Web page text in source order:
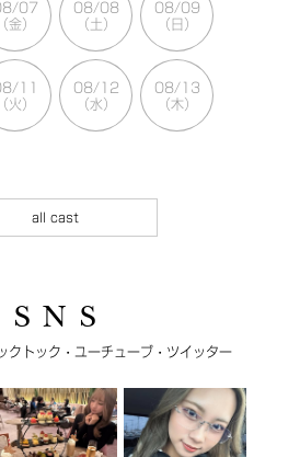
07
（金）
08/08
（土）
08/09
（日）
11
（火）
08/12
（水）
08/13
（木）
all cast
S N S
クトック・ユーチューブ・ツイッター